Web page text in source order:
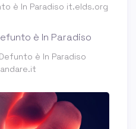
è In Paradiso it.elds.org
è In Paradiso